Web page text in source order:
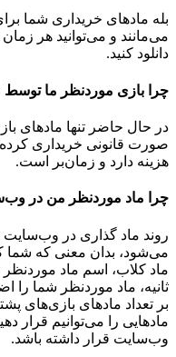
بله مادهای خریداری شما
می‌مانند و می‌توانید هر
دانلود کنید.
چرا بازی موردنظر ما توسط
در حال حاضر تنها مادهای
صورت قانونی خریداری
هزینه دارد و زمان‌بر است.
چرا ماد موردنظر من در
روند ماد گذاری در وب‌سایت
می‌شود، بدان معنی که
ماد کلاب، اسم ماد موردنظر
ثانیه، ماد موردنظر شما را
بر تعداد مادهای بازی‌های
مادهایی را می‌توانیم قرار
وب‌سایت قرار داشته باشد.